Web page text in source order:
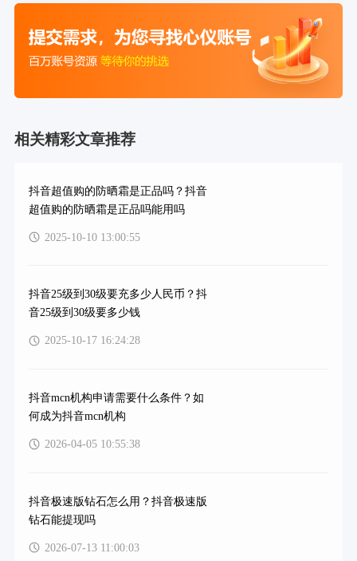
相关精彩文章推荐
抖音超值购的防晒霜是正品吗？抖音
超值购的防晒霜是正品吗能用吗
2025-10-10 13:00:55
抖音25级到30级要充多少人民币？抖
音25级到30级要多少钱
2025-10-17 16:24:28
抖音mcn机构申请需要什么条件？如
何成为抖音mcn机构
2026-04-05 10:55:38
抖音极速版钻石怎么用？抖音极速版
钻石能提现吗
2026-07-13 11:00:03